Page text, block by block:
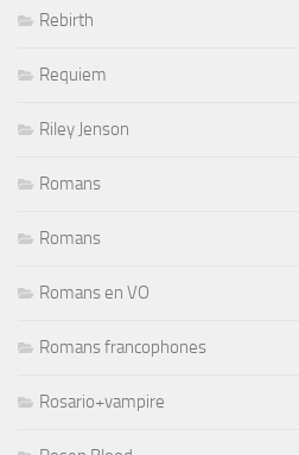
Rebirth
Requiem
Riley Jenson
Romans
Romans
Romans en VO
Romans francophones
Rosario+vampire